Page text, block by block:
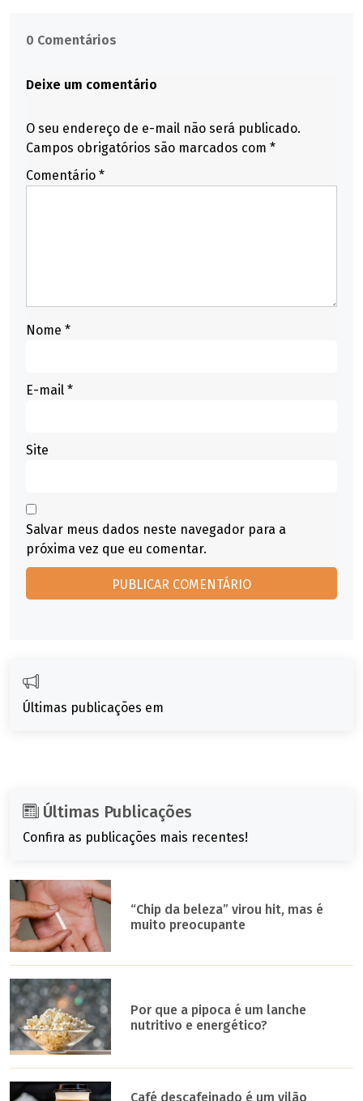
0 Comentários
Deixe um comentário
O seu endereço de e-mail não será publicado.
Campos obrigatórios são marcados com *
Comentário *
Nome *
E-mail *
Site
Salvar meus dados neste navegador para a
próxima vez que eu comentar.
Últimas publicações em
Últimas Publicações
Confira as publicações mais recentes!
“Chip da beleza” virou hit, mas é
muito preocupante
Por que a pipoca é um lanche
nutritivo e energético?
Café descafeinado é um vilão